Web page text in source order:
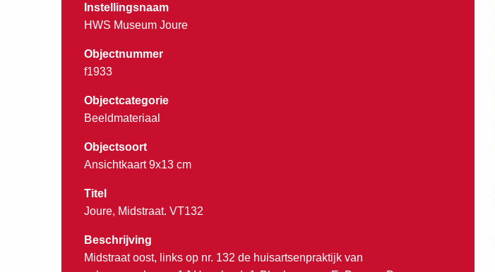
Instellingsnaam
HWS Museum Joure
Objectnummer
f1933
Objectcategorie
Beeldmateriaal
Objectsoort
Ansichtkaart 9x13 cm
Titel
Joure, Midstraat. VT132
Beschrijving
Midstraat oost, links op nr. 132 de huisartsenpraktijk van